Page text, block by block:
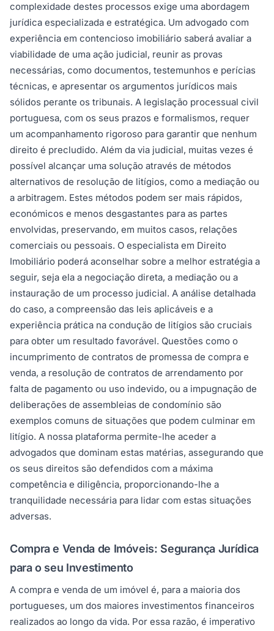
complexidade destes processos exige uma abordagem
jurídica especializada e estratégica. Um advogado com
experiência em contencioso imobiliário saberá avaliar a
viabilidade de uma ação judicial, reunir as provas
necessárias, como documentos, testemunhos e perícias
técnicas, e apresentar os argumentos jurídicos mais
sólidos perante os tribunais. A legislação processual civil
portuguesa, com os seus prazos e formalismos, requer
um acompanhamento rigoroso para garantir que nenhum
direito é precludido. Além da via judicial, muitas vezes é
possível alcançar uma solução através de métodos
alternativos de resolução de litígios, como a mediação ou
a arbitragem. Estes métodos podem ser mais rápidos,
económicos e menos desgastantes para as partes
envolvidas, preservando, em muitos casos, relações
comerciais ou pessoais. O especialista em Direito
Imobiliário poderá aconselhar sobre a melhor estratégia a
seguir, seja ela a negociação direta, a mediação ou a
instauração de um processo judicial. A análise detalhada
do caso, a compreensão das leis aplicáveis e a
experiência prática na condução de litígios são cruciais
para obter um resultado favorável. Questões como o
incumprimento de contratos de promessa de compra e
venda, a resolução de contratos de arrendamento por
falta de pagamento ou uso indevido, ou a impugnação de
deliberações de assembleias de condomínio são
exemplos comuns de situações que podem culminar em
litígio. A nossa plataforma permite-lhe aceder a
advogados que dominam estas matérias, assegurando que
os seus direitos são defendidos com a máxima
competência e diligência, proporcionando-lhe a
tranquilidade necessária para lidar com estas situações
adversas.
Compra e Venda de Imóveis: Segurança Jurídica
para o seu Investimento
A compra e venda de um imóvel é, para a maioria dos
portugueses, um dos maiores investimentos financeiros
realizados ao longo da vida. Por essa razão, é imperativo